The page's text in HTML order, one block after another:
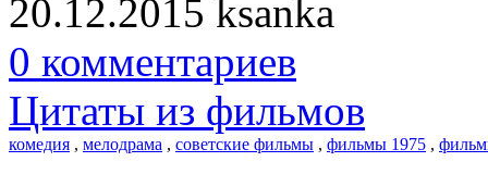
20.12.2015 ksanka
0 комментариев
Цитаты из фильмов
комедия , мелодрама , советские фильмы , фильмы 1975 ,